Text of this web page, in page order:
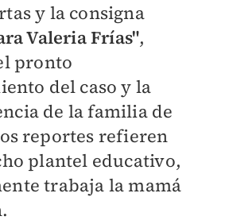
y la consigna
Valeria Frías",
pronto
del caso y la
de la familia de
reportes refieren
plantel educativo,
trabaja la mamá